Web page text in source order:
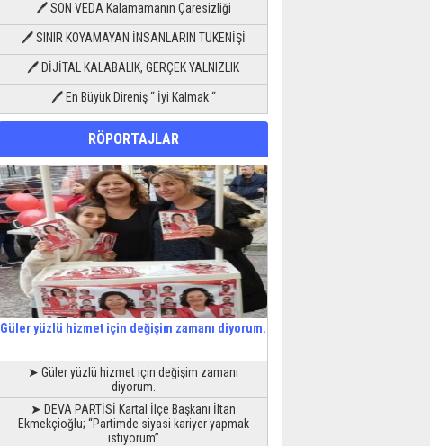
🖊 SON VEDA Kalamamanın Çaresizliği
🖊 SINIR KOYAMAYAN İNSANLARIN TÜKENİŞİ
🖊 DİJİTAL KALABALIK, GERÇEK YALNIZLIK
🖊 En Büyük Direniş “ İyi Kalmak “
RÖPORTAJLAR
Güler yüzlü hizmet için değişim zamanı diyorum.
➤ Güler yüzlü hizmet için değişim zamanı
diyorum.
➤ DEVA PARTİSİ Kartal İlçe Başkanı İltan
Ekmekçioğlu; “Partimde siyasi kariyer yapmak
istiyorum”